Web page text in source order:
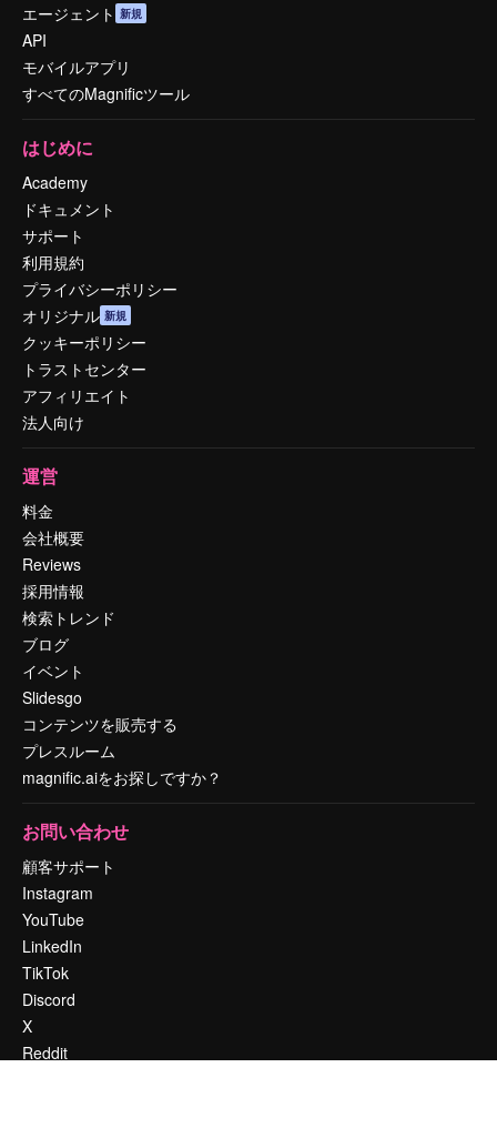
エージェント 新規
API
モバイルアプリ
すべてのMagnificツール
はじめに
Academy
ドキュメント
サポート
利用規約
プライバシーポリシー
オリジナル 新規
クッキーポリシー
トラストセンター
アフィリエイト
法人向け
運営
料金
会社概要
Reviews
採用情報
検索トレンド
ブログ
イベント
Slidesgo
コンテンツを販売する
プレスルーム
magnific.aiをお探しですか？
お問い合わせ
顧客サポート
Instagram
YouTube
LinkedIn
TikTok
Discord
X
Reddit